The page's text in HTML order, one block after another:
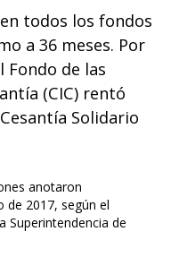
todos los fondos
a 36 meses. Por
de las
(CIC) rentó
Solidario
anotaron
de 2017, según el
Superintendencia de